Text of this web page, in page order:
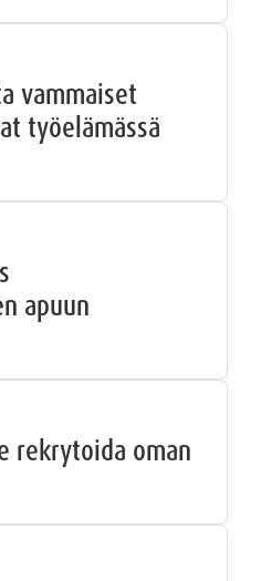
vammaiset
työelämässä
apuun
rekrytoida oman